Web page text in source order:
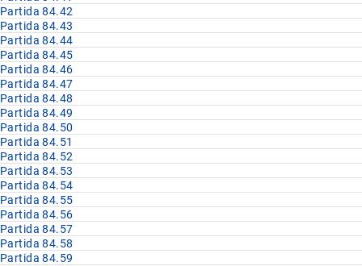
Partida 84.42
Partida 84.43
Partida 84.44
Partida 84.45
Partida 84.46
Partida 84.47
Partida 84.48
Partida 84.49
Partida 84.50
Partida 84.51
Partida 84.52
Partida 84.53
Partida 84.54
Partida 84.55
Partida 84.56
Partida 84.57
Partida 84.58
Partida 84.59